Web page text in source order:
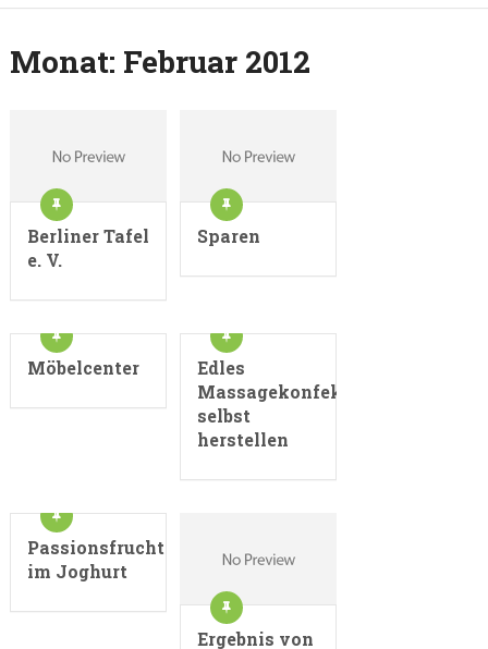
Monat: Februar 2012
Berliner Tafel
e. V.
Sparen
Möbelcenter
Edles
Massagekonfekt
selbst
herstellen
Passionsfrucht
im Joghurt
Ergebnis von